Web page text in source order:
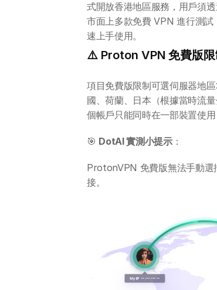
式開放香港地區服務，用戶須
市面上多款免費 VPN 進行測
速上手使用。
⚠️ Proton VPN 免費版限
項目免費版限制可選伺服器地區
國、荷蘭、日本（根據當時流
個帳戶只能同時在一部裝置使用
🎯 DotAI 實測小提示：
ProtonVPN 免費版無法手動選
接。